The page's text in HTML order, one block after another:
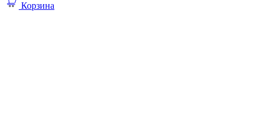
Корзина